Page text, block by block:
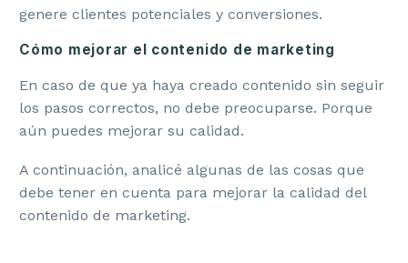
genere clientes potenciales y conversiones.
Cómo mejorar el contenido de marketing
En caso de que ya haya creado contenido sin seguir
los pasos correctos, no debe preocuparse. Porque
aún puedes mejorar su calidad.
A continuación, analicé algunas de las cosas que
debe tener en cuenta para mejorar la calidad del
contenido de marketing.